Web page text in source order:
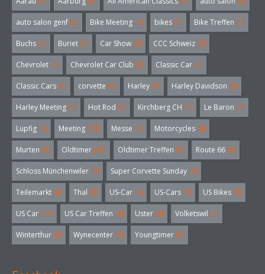
auto salon genf (3) Bike Meeting (4) bikes (5) Bike Treffen (5)
Buchs (4) Buriet (3) Car Show (3) CCC Schweiz (3)
Chevrolet (3) Chevrolet Car Club (3) Classic Car (3)
Classic Cars (3) corvette (6) Harley (7) Harley Davidson (3)
Harley Meeting (5) Hot Rod (4) Kirchberg CH (4) Le Baron (4)
Lupfig (3) Meeting (18) Messe (5) Motorcycles (4)
Murten (3) Oldtimer (32) Oldtimer Treffen (5) Route 66 (3)
Schloss Münchenwiler (3) Super Corvette Sunday (5)
Teilemarkt (4) Thal (3) US-Car (6) US-Cars (7) US Bikes (5)
US Car (57) US Car Treffen (6) Uster (4) Volketswil (3)
Winterthur (3) Wynecenter (3) Youngtimer (5)